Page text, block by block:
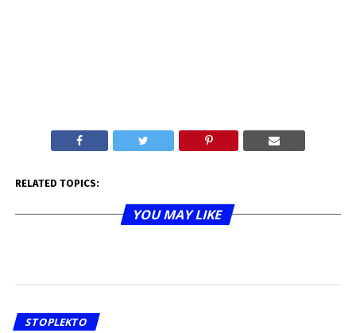
RELATED TOPICS:
YOU MAY LIKE
STOPLEKTO